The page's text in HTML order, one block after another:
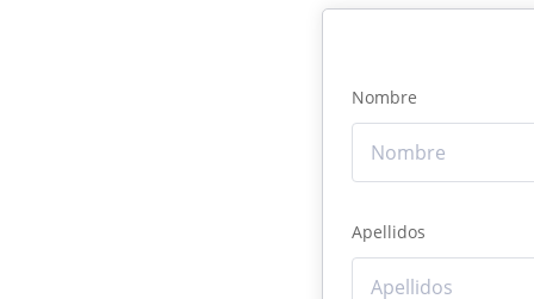
Nombre
Apellidos